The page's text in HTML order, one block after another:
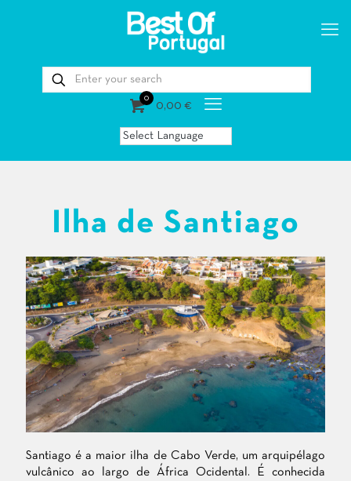
0
0,00 €
Ilha de Santiago
Santiago é a maior ilha de Cabo Verde, um arquipélago
vulcânico ao largo de África Ocidental. É conhecida